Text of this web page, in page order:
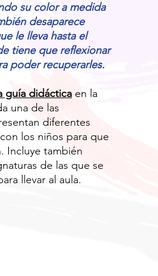
su color a medida
desaparece
le lleva hasta el
tiene que reflexionar
poder recuperarles.
guía didáctica en la
una de las
diferentes
los niños para que
Incluye también
de las que se
llevar al aula.